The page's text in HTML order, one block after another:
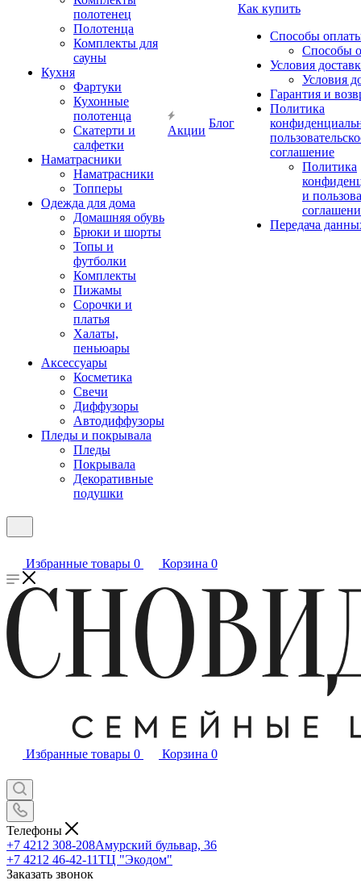
полотенец
Полотенца
Комплекты для
сауны
Кухня
Фартуки
Кухонные
полотенца
Скатерти и
салфетки
Наматрасники
Наматрасники
Топперы
Одежда для дома
Домашняя обувь
Брюки и шорты
Топы и
футболки
Комплекты
Пижамы
Сорочки и
платья
Халаты,
пеньюары
Аксессуары
Косметика
Свечи
Диффузоры
Автодиффузоры
Пледы и покрывала
Пледы
Покрывала
Декоративные
подушки
Акции
Блог
Как купить
Способы
Способы
Условия
Условия
Гарантия и
Политика
соглашение
Политика
и
Передача
Избранные товары 0 Корзина 0
Избранные товары 0 Корзина 0
Телефоны
+7 4212 308-208Амурский бульвар, 36
+7 4212 46-42-11ТЦ "Экодом"
Заказать звонок